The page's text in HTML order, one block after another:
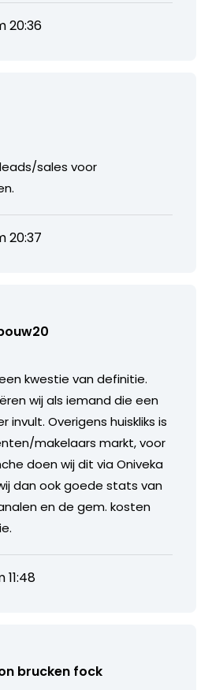
20:36
sales voor
20:37
kwestie van definitie.
wij als iemand die een
invult. Overigens huiskliks is
makelaars markt, voor
doen wij dit via Oniveka
dan ook goede stats van
en de gem. kosten
11:48
brucken fock